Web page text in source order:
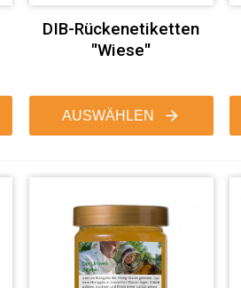
DIB-Rückenetiketten
"Wiese"
AUSWÄHLEN